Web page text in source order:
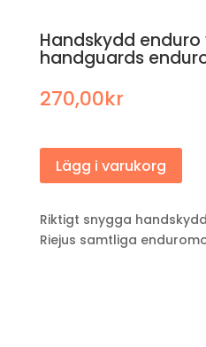
Handskydd
handguards
270,00kr
Lägg i varukorg
Riktigt snygga
Riejus samtliga